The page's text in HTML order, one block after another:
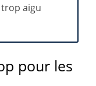
aigu
pour les